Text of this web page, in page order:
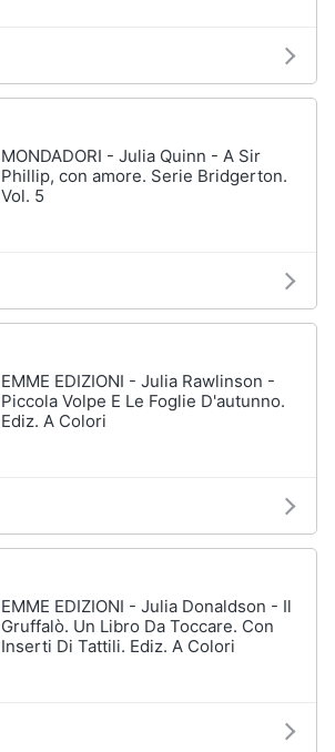
MONDADORI - Julia Quinn - A Sir
Phillip, con amore. Serie Bridgerton.
Vol. 5
EMME EDIZIONI - Julia Rawlinson -
Piccola Volpe E Le Foglie D'autunno.
Ediz. A Colori
EMME EDIZIONI - Julia Donaldson - Il
Gruffalò. Un Libro Da Toccare. Con
Inserti Di Tattili. Ediz. A Colori